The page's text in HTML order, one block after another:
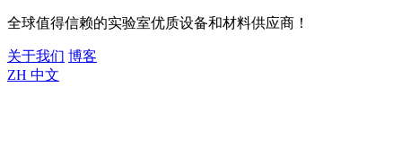
全球值得信赖的实验室优质设备和材料供应商！
关于我们 博客
ZH 中文